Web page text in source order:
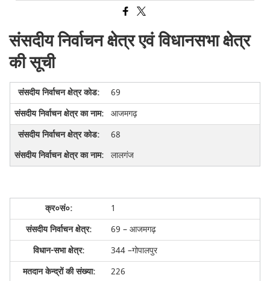
संसदीय निर्वाचन क्षेत्र एवं विधानसभा क्षेत्र
की सूची
69
आजमगढ़
68
लालगंज
1
69 – आजमगढ़
344 –गोपालपुर
226